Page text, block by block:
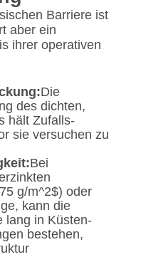
Barriere ist
aber ein
ihrer operativen
Die
des dichten,
hält Zufalls-
sie versuchen zu
Bei
g/m^2$) oder
kann die
lang in Küsten-
bestehen,